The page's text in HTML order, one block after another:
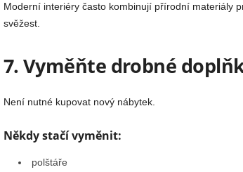
Moderní interiéry často kombinují přírodní materiály
svěžest.
7. Vyměňte drobné
Není nutné kupovat nový nábytek.
Někdy stačí vyměnit:
polštáře